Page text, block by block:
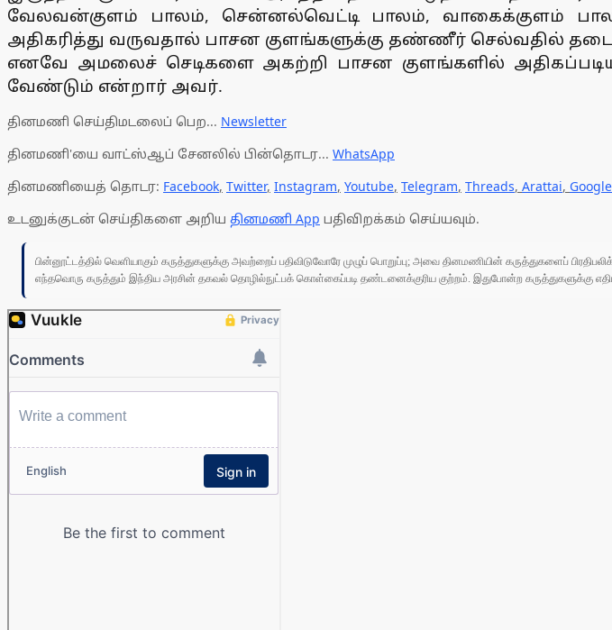
வேலவன்குளம் பாலம், சென்னல்வெட்டி பாலம், வாகைக்குளம்
அதிகரித்து வருவதால் பாசன குளங்களுக்கு தண்ணீர் செல்வதில் தடை
எனவே அமலைச் செடிகளை அகற்றி பாசன குளங்களில்
வேண்டும் என்றார் அவர்.
தினமணி செய்திமடலைப் பெற... Newsletter
தினமணி'யை வாட்ஸ்ஆப் சேனலில் பின்தொடர... WhatsApp
தினமணியைத் தொடர: Facebook, Twitter, Instagram, Youtube, Telegram, Threads, Arattai,
உடனுக்குடன் செய்திகளை அறிய தினமணி App பதிவிறக்கம் செய்யவும்.
பின்னூட்டத்தில் வெளியாகும் கருத்துகளுக்கு அவற்றைப் பதிவிடுவோரே முழுப் பொறுப்பு; அவை தினமணியின் கருத்துகளைப்
எந்தவொரு கருத்தும் இந்திய அரசின் தகவல் தொழில்நுட்பக் கொள்கைப்படி தண்டனைக்குரிய குற்றம். இதுபோன்ற கருத்துகளுக்கு